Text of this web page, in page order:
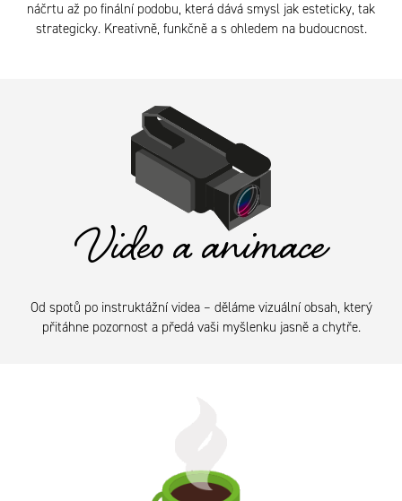
náčrtu až po finální podobu, která dává smysl jak esteticky, tak
strategicky. Kreativně, funkčně a s ohledem na budoucnost.
Video a animace
Od spotů po instruktážní videa – děláme vizuální obsah, který
přitáhne pozornost a předá vaši myšlenku jasně a chytře.